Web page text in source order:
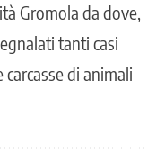
Gromola da dove,
tanti casi
di animali